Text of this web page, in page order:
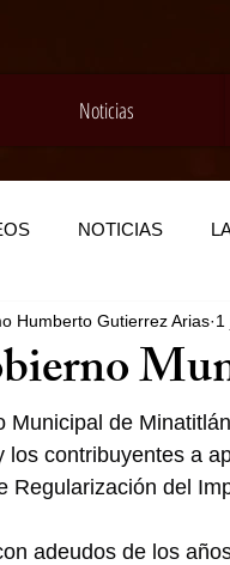
Noticias
NOTICIAS
Humberto Gutierrez Arias 1
Municipal de
los contribuyentes a
Regularización del
adeudos de los